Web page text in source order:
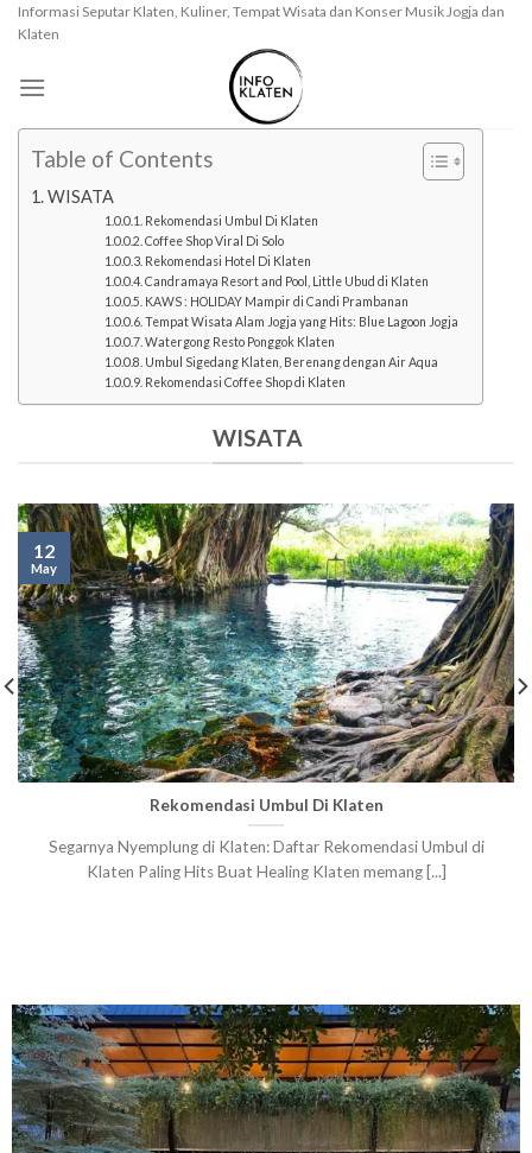
SkipInformasi Seputar Klaten, Kuliner, Tempat Wisata dan Konser Musik Jogja dan
Klaten
Table of Contents
WISATA
Rekomendasi Umbul Di Klaten
Coffee Shop Viral Di Solo
Rekomendasi Hotel Di Klaten
Candramaya Resort and Pool, Little Ubud di Klaten
KAWS : HOLIDAY Mampir di Candi Prambanan
Tempat Wisata Alam Jogja yang Hits: Blue Lagoon Jogja
Watergong Resto Ponggok Klaten
Umbul Sigedang Klaten, Berenang dengan Air Aqua
Rekomendasi Coffee Shop di Klaten
WISATA
Rekomendasi Umbul Di Klaten
Segarnya Nyemplung di Klaten: Daftar Rekomendasi Umbul di
Klaten Paling Hits Buat Healing Klaten memang [...]
12
May